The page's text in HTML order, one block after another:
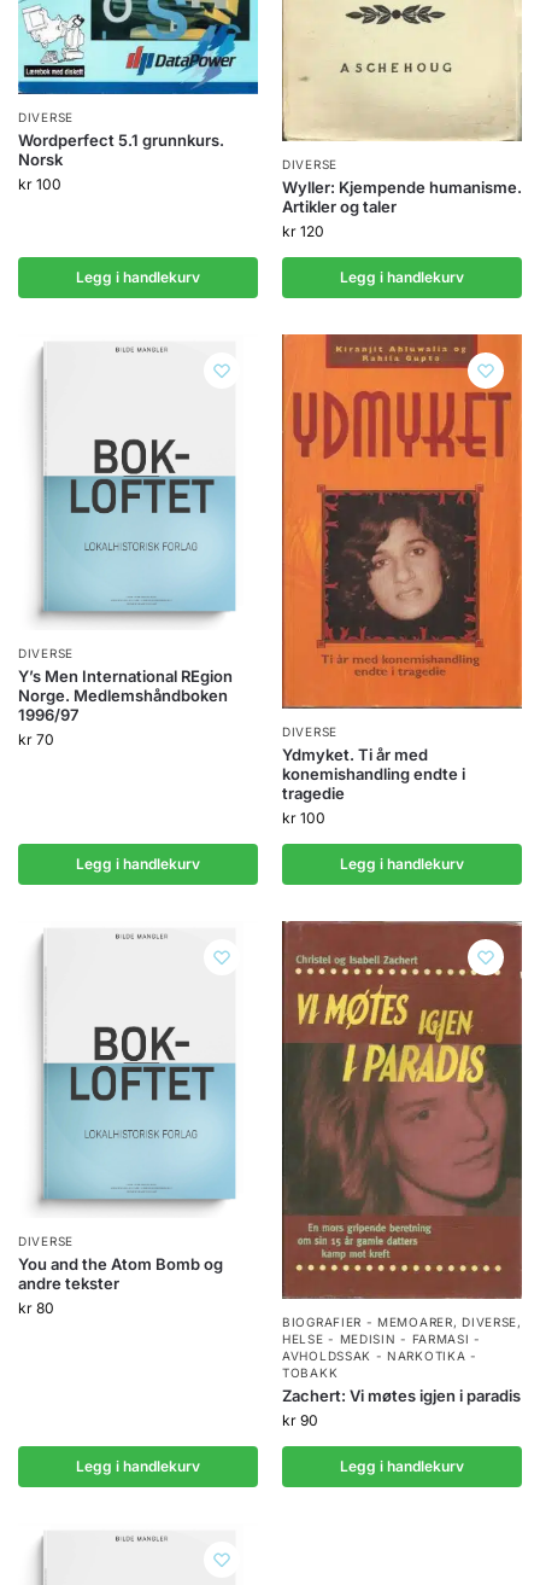
DIVERSE
Wordperfect 5.1 grunnkurs.
Norsk
kr 100
Legg i handlekurv
DIVERSE
Wyller: Kjempende humanisme.
Artikler og taler
kr 120
Legg i handlekurv
DIVERSE
Y’s Men International REgion
Norge. Medlemshåndboken
1996/97
kr 70
Legg i handlekurv
DIVERSE
Ydmyket. Ti år med
konemishandling endte i
tragedie
kr 100
Legg i handlekurv
DIVERSE
You and the Atom Bomb og
andre tekster
kr 80
Legg i handlekurv
BIOGRAFIER - MEMOARER,DIVERSE,
HELSE - MEDISIN - FARMASI -
AVHOLDSSAK - NARKOTIKA -
TOBAKK
Zachert: Vi møtes igjen i paradis
kr 90
Legg i handlekurv